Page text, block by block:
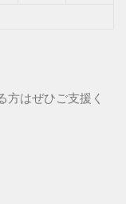
方はぜひご支援く